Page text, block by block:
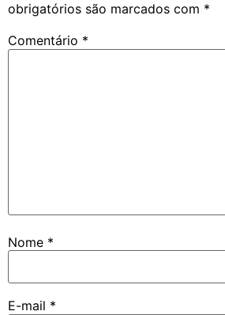
obrigatórios são marcados com *
Comentário *
Nome *
E-mail *